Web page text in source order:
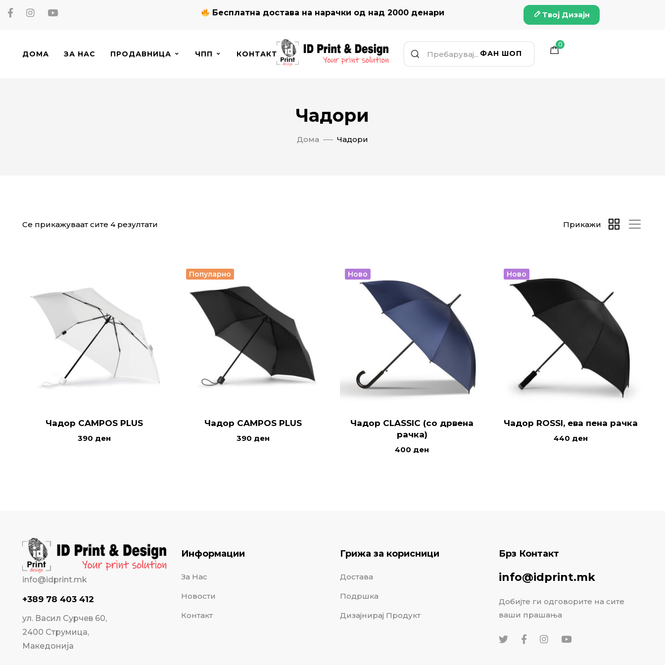
Бесплатна достава на нарачки од над 2000 денари Твој Дизајн
ДОМА ЗА НАС ПРОДАВНИЦА ЧПП КОНТАКТ ФАН ШОП
0
Чадори
Дома Чадори
Се прикажуваат сите 4 резултати Прикажи
Чадор CAMPOS PLUS
390 ден
Популарно
Чадор CAMPOS PLUS
390 ден
Ново
Чадор CLASSIC (со дрвена
рачка)
400 ден
Ново
Чадор ROSSI, ева пена рачка
440 ден
info@idprint.mk
+389 78 403 412
ул. Васил Сурчев 60,
2400 Струмица,
Македонија
Информации
За Нас
Новости
Контакт
Грижа за корисници
Достава
Подршка
Дизајнирај Продукт
Брз Контакт
info@idprint.mk
Добијте ги одговорите на сите
ваши прашања